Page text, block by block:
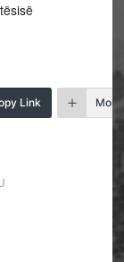
Link More